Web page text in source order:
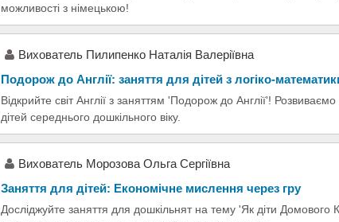
можливості з німецькою!
Вихователь Пилипенко Наталія Валеріївна
Подорож до Англії: заняття для дітей з логіко-
Відкрийте світ Англії з заняттям 'Подорож до Англії'!
дітей середнього дошкільного віку.
Вихователь Морозова Ольга Сергіївна
Заняття для дітей: Економічне мислення через гру
Досліджуйте заняття для дошкільнят на тему 'Як діти Домового